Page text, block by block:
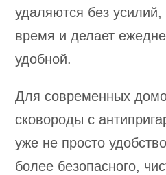
удаляются без усилий,
время и делает
удобной.
Для современных
сковороды с
уже не просто
более безопасного,